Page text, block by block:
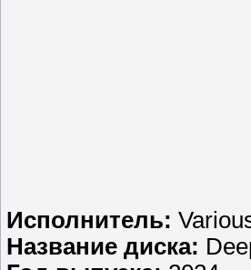
Исполнитель:
Название диска: